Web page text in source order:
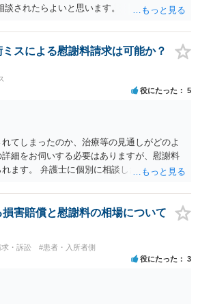
されたらよいと思います。
スによる慰謝料請求は可能か？
役にたった 5
てしまったのか、治療等の見通しがどのよ
細をお伺いする必要はありますが、慰謝料
ます。 弁護士に個別に相談した方がよいケ
。
損害賠償と慰謝料の相場について
・訴訟 #患者・入所者側
役にたった 3